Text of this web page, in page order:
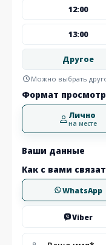
12:00
13:00
Другое
Можно выбрать
Формат
Лично
на месте
Ваши данные
Как с вами
WhatsApp
Viber